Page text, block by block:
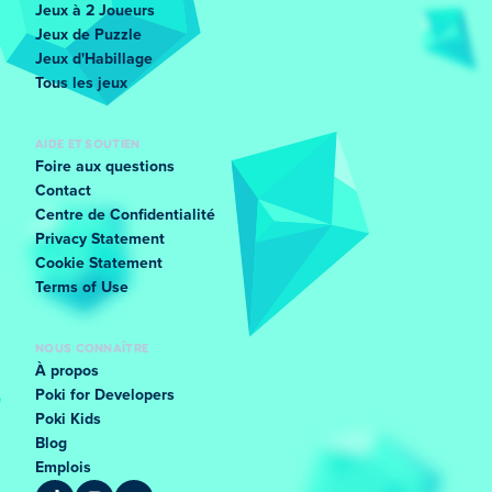
Jeux à 2 Joueurs
Jeux de Puzzle
Jeux d'Habillage
Tous les jeux
AIDE ET SOUTIEN
Foire aux questions
Contact
Centre de Confidentialité
Privacy Statement
Cookie Statement
Terms of Use
NOUS CONNAÎTRE
À propos
Poki for Developers
Poki Kids
Blog
Emplois